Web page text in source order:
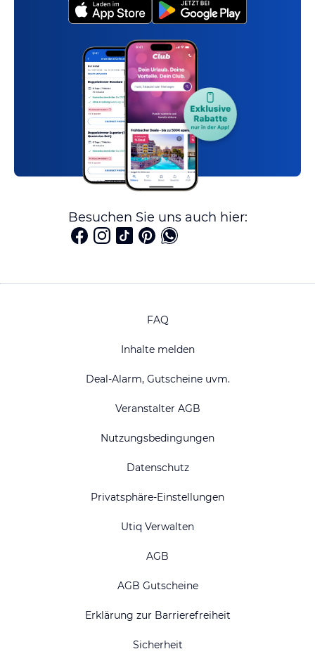
Besuchen Sie uns auch hier:
FAQ
Inhalte melden
Deal-Alarm, Gutscheine uvm.
Veranstalter AGB
Nutzungsbedingungen
Datenschutz
Privatsphäre-Einstellungen
Utiq Verwalten
AGB
AGB Gutscheine
Erklärung zur Barrierefreiheit
Sicherheit